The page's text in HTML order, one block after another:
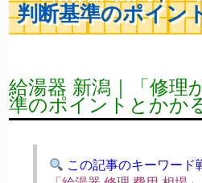
判断基準のポイン
給湯器 新潟｜「修理
準のポイントとかか
この記事のキーワード